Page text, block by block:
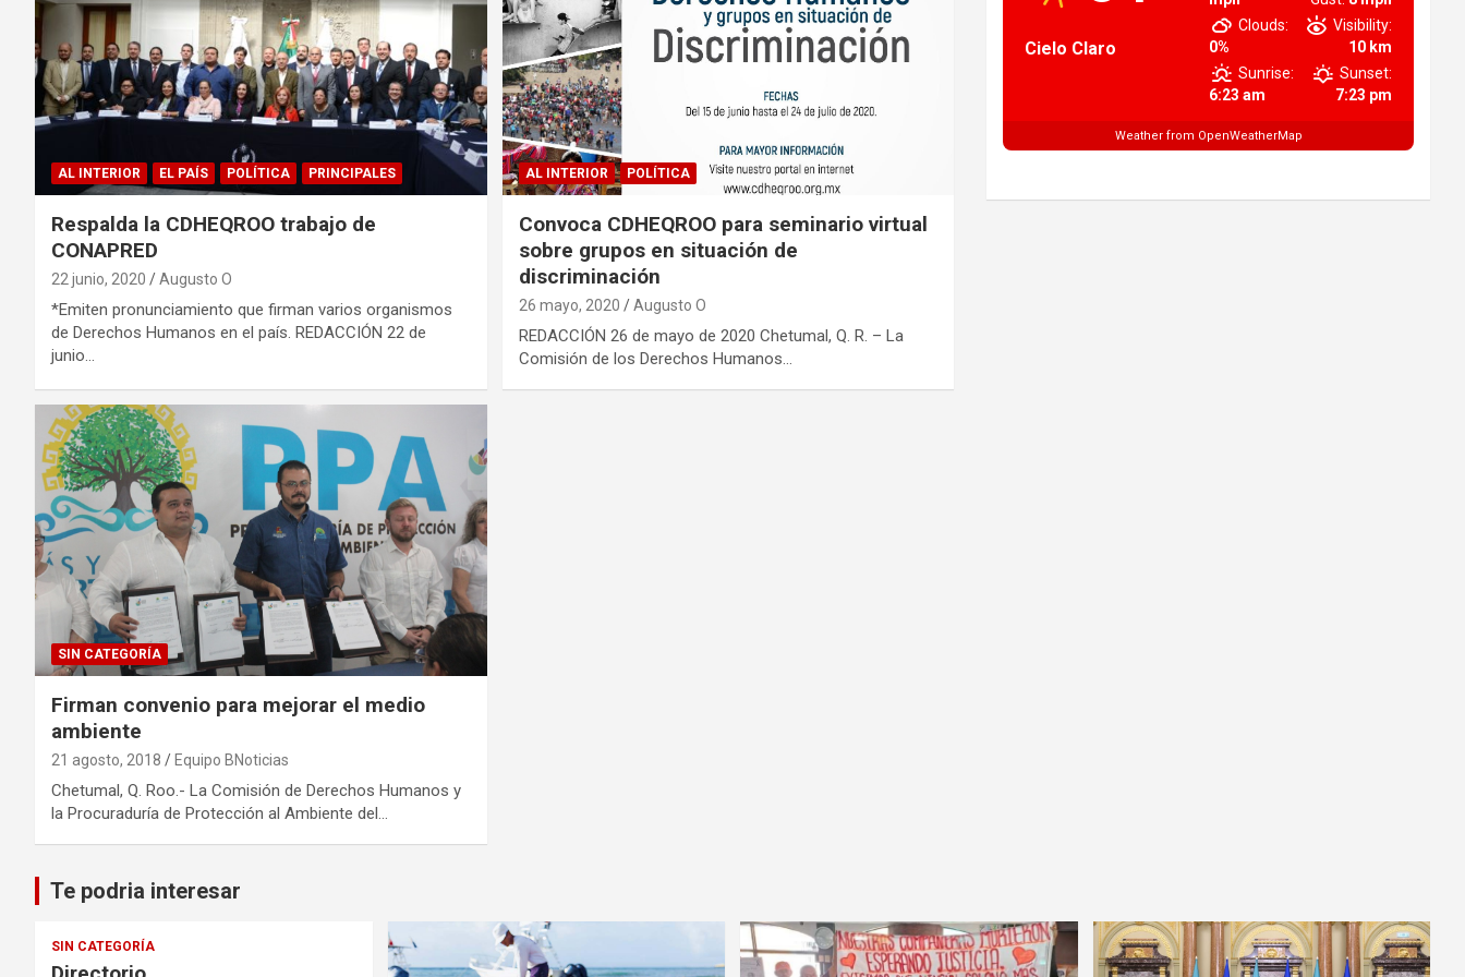
AL INTERIOR EL PAÍS POLÍTICA PRINCIPALES
Respalda la CDHEQROO trabajo de
CONAPRED
22 junio, 2020 Augusto O
*Emiten pronunciamiento que firman varios organismos
de Derechos Humanos en el país. REDACCIÓN 22 de
junio…
AL INTERIOR POLÍTICA
Convoca CDHEQROO para seminario virtual
sobre grupos en situación de
discriminación
26 mayo, 2020 Augusto O
REDACCIÓN 26 de mayo de 2020 Chetumal, Q. R. – La
Comisión de los Derechos Humanos…
SIN CATEGORÍA
Firman convenio para mejorar el medio
ambiente
21 agosto, 2018 Equipo BNoticias
Chetumal, Q. Roo.- La Comisión de Derechos Humanos y
la Procuraduría de Protección al Ambiente del…
Cielo Claro
Clouds:
0%
Visibility:
10 km
Sunrise:
6:23 am
Sunset:
7:23 pm
Weather from OpenWeatherMap
Te podria interesar
SIN CATEGORÍA